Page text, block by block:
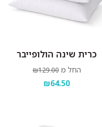
כרית שינה הולופייבר
החל מ ₪129.00
₪64.50